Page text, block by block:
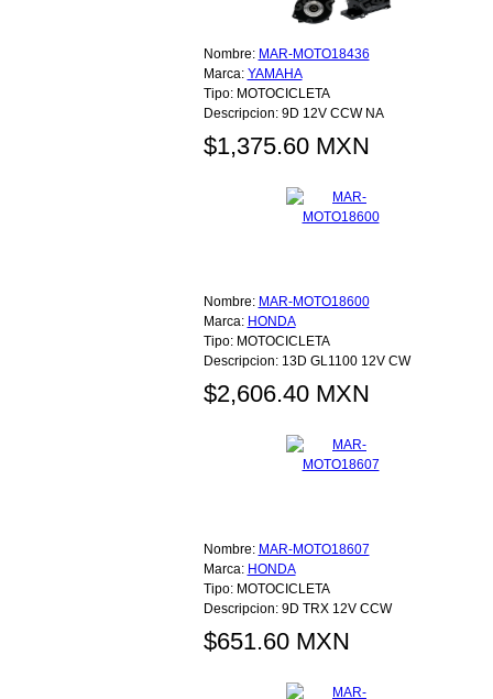
Nombre: MAR-MOTO18436
Marca: YAMAHA
Tipo: MOTOCICLETA
Descripcion: 9D 12V CCW NA
$1,375.60 MXN
Nombre: MAR-MOTO18600
Marca: HONDA
Tipo: MOTOCICLETA
Descripcion: 13D GL1100 12V CW
$2,606.40 MXN
Nombre: MAR-MOTO18607
Marca: HONDA
Tipo: MOTOCICLETA
Descripcion: 9D TRX 12V CCW
$651.60 MXN